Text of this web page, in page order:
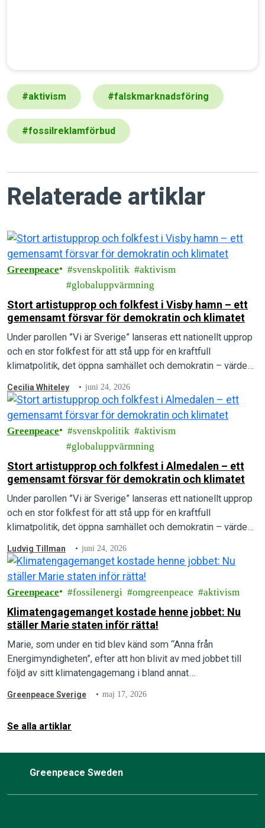
#aktivism #falskmarknadsföring
#fossilreklamförbud
Relaterade artiklar
Greenpeace svenskpolitik
aktivism
globaluppvärmning
Stort artistupprop och folkfest i Visby hamn – ett
gemensamt försvar för demokratin och klimatet
Under parollen ”Vi är Sverige” lanseras ett nationellt upprop
och en stor folkfest för att stå upp för en kraftfull
klimatpolitik, det öppna samhället och demokratin – värden
Cecilia Whiteley juni 24, 2026
Greenpeace svenskpolitik
aktivism
globaluppvärmning
Stort artistupprop och folkfest i Almedalen – ett
gemensamt försvar för demokratin och klimatet
Under parollen ”Vi är Sverige” lanseras ett nationellt upprop
och en stor folkfest för att stå upp för en kraftfull
klimatpolitik, det öppna samhället och demokratin – värden
Ludvig Tillman juni 24, 2026
Greenpeace fossilenergi omgreenpeace aktivism
Klimatengagemanget kostade henne jobbet: Nu
ställer Marie staten inför rätta!
Marie, som under en tid blev känd som “Anna från
Energimyndigheten”, efter att hon blivit av med jobbet till
följd av sitt klimatengagemang i bland annat
Greenpeace Sverige maj 17, 2026
Se alla artiklar
Greenpeace Sweden